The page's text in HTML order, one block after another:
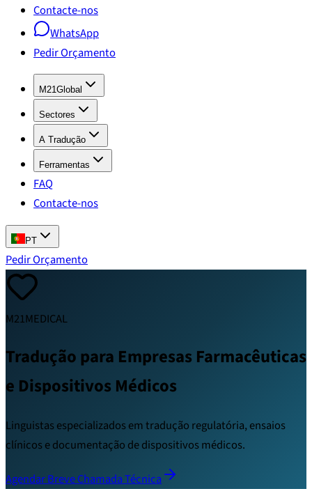
Contacte-nos
WhatsApp
Pedir Orçamento
M21Global
Sectores
A Tradução
Ferramentas
FAQ
Contacte-nos
PT
Pedir Orçamento
M21MEDICAL
Tradução para Empresas Farmacêuticas
e Dispositivos Médicos
Linguistas especializados em tradução regulatória, ensaios
clínicos e documentação de dispositivos médicos.
Agendar Breve Chamada Técnica